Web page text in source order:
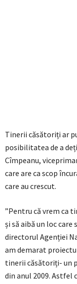
Tinerii căsătoriți ar
posibilitatea de a
Cîmpeanu,
care are ca scop
care au crescut.
”Pentru că vrem ca
și să aibă un loc care
directorul Agenției
am demarat
tinerii căsătoriți- un
din anul 2009. Astfel